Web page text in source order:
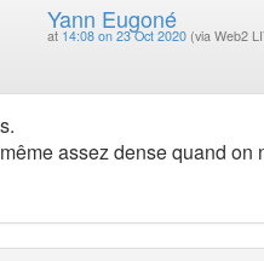
Yann Eugoné
at 14:08 on 23 Oct 2020 (via Web2
assez dense quand on